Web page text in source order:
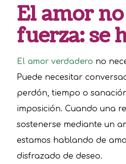
El amor
fuerza: se
El amor verdadero no
Puede necesitar
perdón, tiempo o
imposición. Cuando una
sostenerse mediante un
estamos hablando de
disfrazado de deseo.